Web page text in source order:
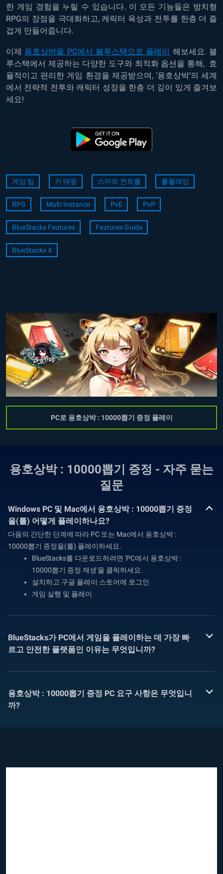
한 게임 경험을 누릴 수 있습니다. 이 모든 기능들은 방치형
RPG의 장점을 극대화하고, 캐릭터 육성과 전투를 한층 더 즐
겁게 만들어줍니다.
이제 용호상박을 PC에서 블루스택으로 플레이 해보세요. 블
루스택에서 제공하는 다양한 도구와 최적화 옵션을 통해, 효
율적이고 편리한 게임 환경을 제공받으며, ‘용호상박’의 세계
에서 전략적 전투와 캐릭터 성장을 한층 더 깊이 있게 즐겨보
세요!
게임 팁 키 매핑 스마트 컨트롤 롤플레잉
RPG Multi Instance PvE PvP
BlueStacks Features Features Guide
BlueStacks X
PC로 용호상박 : 10000뽑기 증정 플레이
용호상박 : 10000뽑기 증정 - 자주 묻는
질문
Windows PC 및 Mac에서 용호상박 : 10000뽑기 증정
을(를) 어떻게 플레이하나요?
다음의 간단한 단계에 따라 PC 또는 Mac에서 용호상박 :
10000뽑기 증정을(를) 플레이하세요.
BlueStacks를 다운로드하려면 'PC에서 용호상박 :
10000뽑기 증정 재생'을 클릭하세요.
설치하고 구글 플레이 스토어에 로그인
게임 실행 및 플레이
BlueStacks가 PC에서 게임을 플레이하는 데 가장 빠
르고 안전한 플랫폼인 이유는 무엇입니까?
용호상박 : 10000뽑기 증정 PC 요구 사항은 무엇입니
까?